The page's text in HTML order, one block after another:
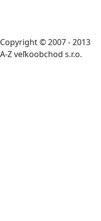
Copyright © 2007 - 2013
A-Z veľkoobchod s.r.o.